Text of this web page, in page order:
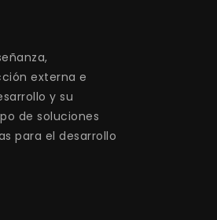
externa e
y su
de soluciones
para el desarrollo